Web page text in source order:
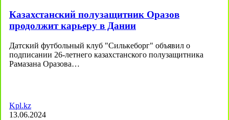
Казахстанский полузащитник Оразов
продолжит карьеру в Дании
Датский футбольный клуб "Силькеборг" объявил о
подписании 26-летнего казахстанского полузащитника
Рамазана Оразова…
Kpl.kz
13.06.2024